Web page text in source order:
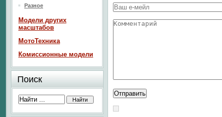
Разное
Модели других
масштабов
МотоТехника
Комиссионные модели
Поиск